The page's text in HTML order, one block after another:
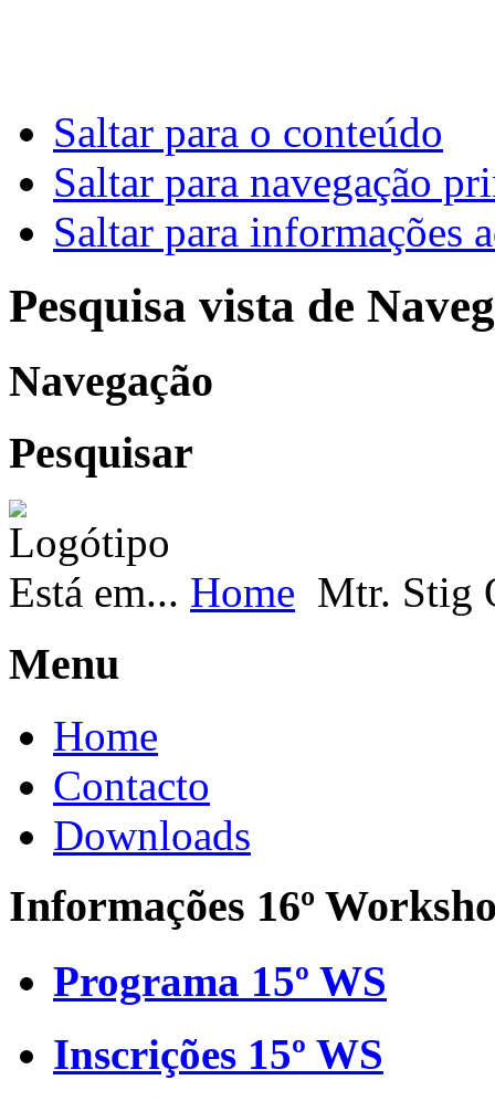
Saltar para o conteúdo
Saltar para navegação
Saltar para informações
Pesquisa vista de
Navegação
Pesquisar
Está em... Home Mtr. Stig
Menu
Home
Contacto
Downloads
Informações 16º
Programa 15º WS
Inscrições 15º WS